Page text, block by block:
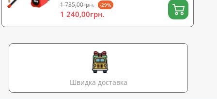
1 735,00грн. -29%
1 240,00грн.
Швидка доставка